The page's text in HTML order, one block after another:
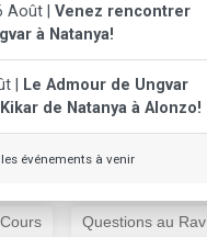
Août | Venez rencontrer
à Natanya!
|
Le Admour de Ungvar
de Natanya à Alonzo!
événements à venir
Cours Questions au Rav